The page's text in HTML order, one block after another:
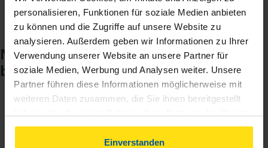
personalisieren, Funktionen für soziale Medien anbieten
zu können und die Zugriffe auf unsere Website zu
analysieren. Außerdem geben wir Informationen zu Ihrer
Verwendung unserer Website an unsere Partner für
soziale Medien, Werbung und Analysen weiter. Unsere
Partner führen diese Informationen möglicherweise mit
weiteren Daten zusammen, die Sie ihnen bereitgestellt
gesammelt haben. Indem Sie auf Einverstanden klicken,
können Sie der Verwendung von Cookies, gemäß
Einverstanden
Noch keinen Zugang? So einfach
beantragen Sie ihn.
1
Sie teilen mir mit, dass Sie MeineVLH nutzen
wollen.